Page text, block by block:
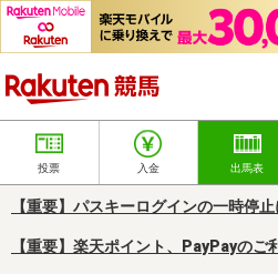
投票 入金 出馬表
【重要】パスキーログインの一時停
【重要】楽天ポイント、PayPayのご